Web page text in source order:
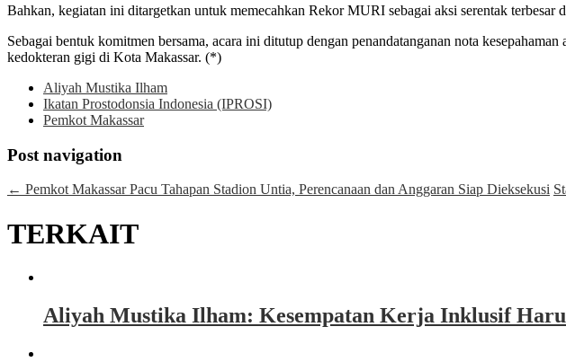
Bahkan, kegiatan ini ditargetkan untuk memecahkan Rekor MURI sebagai aksi serentak terbesar
Sebagai bentuk komitmen bersama, acara ini ditutup dengan penandatanganan nota
kedokteran gigi di Kota Makassar. (*)
Aliyah Mustika Ilham
Ikatan Prostodonsia Indonesia (IPROSI)
Pemkot Makassar
Post navigation
← Pemkot Makassar Pacu Tahapan Stadion Untia, Perencanaan dan Anggaran Siap Dieksekusi
TERKAIT
Aliyah Mustika Ilham: Kesempatan Kerja Inklusif